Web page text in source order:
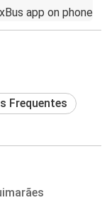
Frequentes